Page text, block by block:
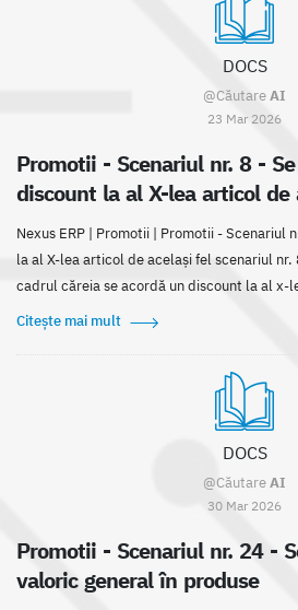
DOCS
@CăutareAI
23 Mar 2026
Promotii - Scenariul nr. 8 -
discount la al X-lea articol de
Nexus ERP | Promotii | Promotii - Scenariul
la al X-lea articol de același fel scenariul
cadrul căreia se acordă un discount la al x-
Citește mai mult
DOCS
@CăutareAI
30 Mar 2026
Promotii - Scenariul nr. 24 -
valoric general în produse